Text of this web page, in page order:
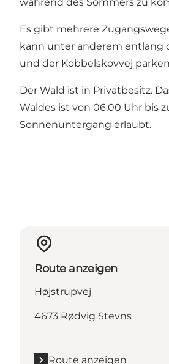
Es gibt mehrere
kann unter anderem entlang
und der Kobbelskovvej
Der Wald ist in Privatbesitz.
Waldes ist von 06.00 Uhr bis
Sonnenuntergang erlaubt.
Route anzeigen
Højstrupvej
4673 Rødvig Stevns
Route anzeigen